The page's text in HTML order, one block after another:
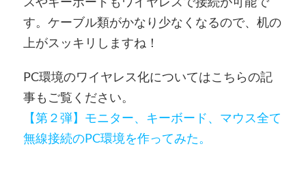
す。ケーブル類がかなり少なくなるので、机の
上がスッキリしますね！
PC環境のワイヤレス化についてはこちらの記
事もご覧ください。
【第２弾】モニター、キーボード、マウス全て
無線接続のPC環境を作ってみた。